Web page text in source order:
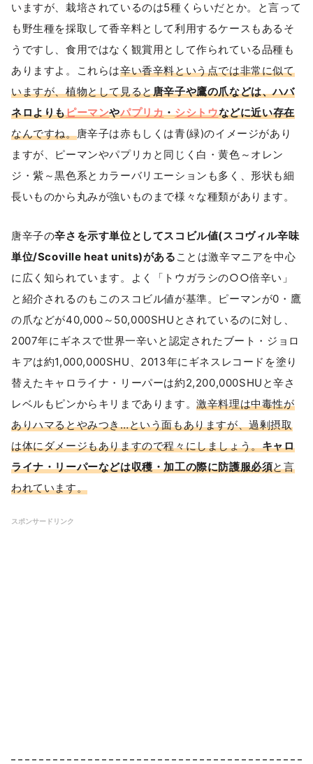
いますが、栽培されているのは5種くらいだとか。と言って
も野生種を採取して香辛料として利用するケースもあるそ
うですし、食用ではなく観賞用として作られている品種も
ありますよ。これらは辛い香辛料という点では非常に似て
いますが、植物として見ると唐辛子や鷹の爪などは、ハバ
ネロよりもピーマンやパプリカ・シシトウなどに近い存在
なんですね。唐辛子は赤もしくは青(緑)のイメージがあり
ますが、ピーマンやパプリカと同じく白・黄色～オレン
ジ・紫～黒色系とカラーバリエーションも多く、形状も細
長いものから丸みが強いものまで様々な種類があります。
唐辛子の辛さを示す単位としてスコビル値(スコヴィル辛味
単位/Scoville heat units)がある ことは激辛マニアを中心
に広く知られています。よく「トウガラシの○○倍辛い」
と紹介されるのもこのスコビル値が基準。ピーマンが0・鷹
の爪などが40,000～50,000SHUとされているのに対し、
2007年にギネスで世界一辛いと認定されたブート・ジョロ
キアは約1,000,000SHU、2013年にギネスレコードを塗り
替えたキャロライナ・リーパーは約2,200,000SHUと辛さ
レベルもピンからキリまであります。激辛料理は中毒性が
ありハマるとやみつき…という面もありますが、過剰摂取
は体にダメージもありますので程々にしましょう。キャロ
ライナ・リーパーなどは収穫・加工の際に防護服必須と言
われています。
スポンサードリンク